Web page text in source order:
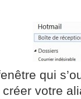
qui
votre